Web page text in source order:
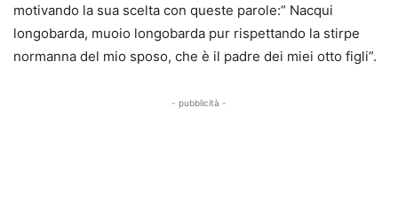
motivando la sua scelta con queste parole:” Nacqui
longobarda, muoio longobarda pur rispettando la stirpe
normanna del mio sposo, che è il padre dei miei otto figli”.
- pubblicità -